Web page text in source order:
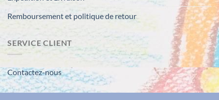
Remboursement et politique de retour
SERVICE CLIENT
Contactez-nous